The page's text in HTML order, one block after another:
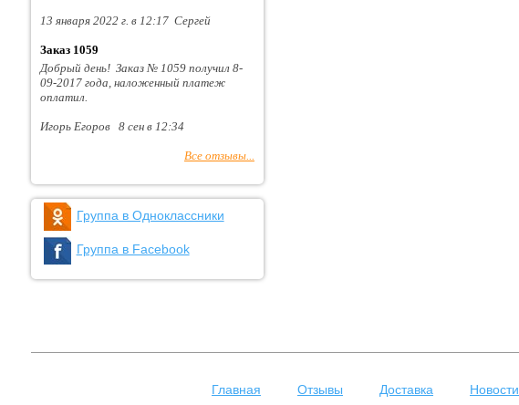
13 января 2022 г. в 12:17 Сергей
Заказ 1059
Добрый день! Заказ № 1059 получил 8-
09-2017 года, наложенный платеж
оплатил.
Игорь Егоров 8 сен в 12:34
Все отзывы...
Группа в Одноклассники
Группа в Facebook
Главная Отзывы Доставка Новости